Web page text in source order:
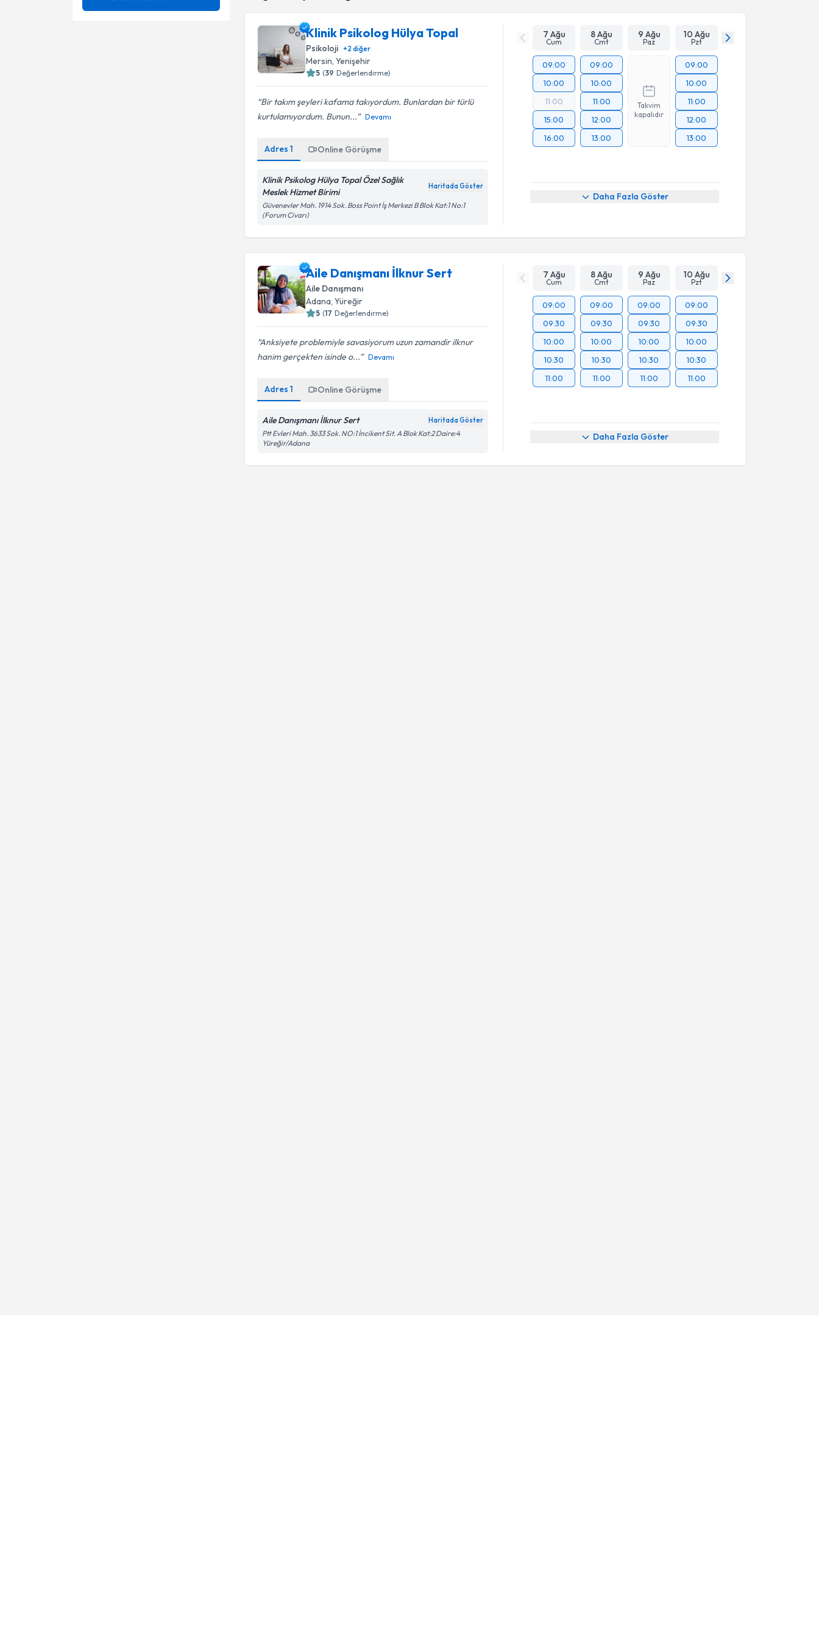
Klinik Psikolog Hülya Topal
Psikoloji +2 diğer
Mersin, Yenişehir
5 (39 Değerlendirme)
Bir takım şeyleri kafama takıyordum. Bunlardan bir türlü
kurtulamıyordum. Bunun...
Devamı
Adres1 Online Görüşme
Klinik Psikolog Hülya Topal Özel Sağlık
Meslek Hizmet Birimi
Haritada Göster
Güvenevler Mah. 1914 Sok. Boss Point İş Merkezi B Blok Kat:1 No:1
(Forum Civarı)
7 Ağu
Cum
8 Ağu
Cmt
9 Ağu
Paz
10 Ağu
Pzt
09:00
10:00
11:00
15:00
16:00
09:00
10:00
11:00
12:00
13:00
Takvim
kapalıdır
09:00
10:00
11:00
12:00
13:00
Daha Fazla Göster
Aile Danışmanı İlknur Sert
Aile Danışmanı
Adana, Yüreğir
5 (17 Değerlendirme)
Anksiyete problemiyle savasiyorum uzun zamandir ilknur
hanim gerçekten isinde o...
Devamı
Adres1 Online Görüşme
Aile Danışmanı İlknur Sert Haritada Göster
Ptt Evleri Mah. 3633 Sok. NO:1 İncikent Sit. A Blok Kat:2 Daire:4
Yüreğir/Adana
7 Ağu
Cum
8 Ağu
Cmt
9 Ağu
Paz
10 Ağu
Pzt
09:00
09:30
10:00
10:30
11:00
09:00
09:30
10:00
10:30
11:00
09:00
09:30
10:00
10:30
11:00
09:00
09:30
10:00
10:30
11:00
Daha Fazla Göster